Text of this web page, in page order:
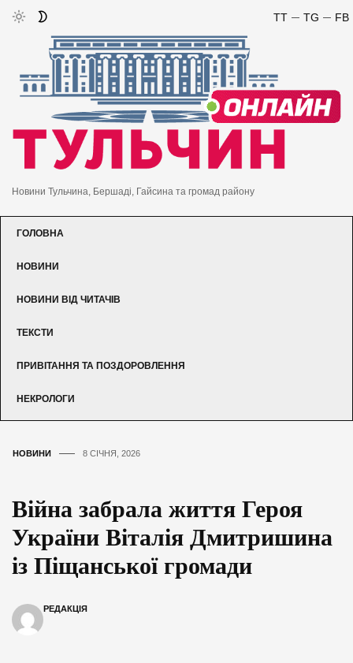
FB
TG
TT
Новини Тульчина, Бершаді, Гайсина та громад району
ГОЛОВНА
НОВИНИ
НОВИНИ ВІД ЧИТАЧІВ
ТЕКСТИ
ПРИВІТАННЯ ТА ПОЗДОРОВЛЕННЯ
НЕКРОЛОГИ
НОВИНИ 8 СІЧНЯ, 2026
Війна забрала життя Героя
України Віталія Дмитришина
із Піщанської громади
РЕДАКЦІЯ